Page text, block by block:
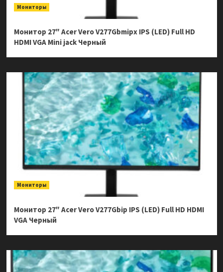
Мониторы
Монитор 27″ Acer Vero V277Gbmipx IPS (LED) Full HD
HDMI VGA Mini jack Черный
Мониторы
Монитор 27″ Acer Vero V277Gbip IPS (LED) Full HD HDMI
VGA Черный